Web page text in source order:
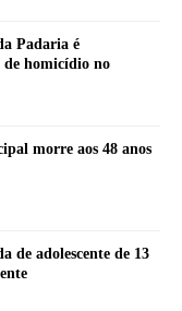
Padaria é
homicídio no
morre aos 48 anos
de adolescente de 13